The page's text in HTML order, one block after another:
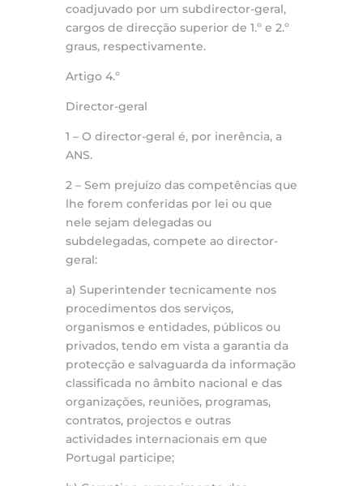
coadjuvado por um subdirector-geral,
cargos de direcção superior de 1.º e 2.º
graus, respectivamente.
Artigo 4.º
Director-geral
1 – O director-geral é, por inerência, a
ANS.
2 – Sem prejuízo das competências que
lhe forem conferidas por lei ou que
nele sejam delegadas ou
subdelegadas, compete ao director-
geral:
a) Superintender tecnicamente nos
procedimentos dos serviços,
organismos e entidades, públicos ou
privados, tendo em vista a garantia da
protecção e salvaguarda da informação
classificada no âmbito nacional e das
organizações, reuniões, programas,
contratos, projectos e outras
actividades internacionais em que
Portugal participe;